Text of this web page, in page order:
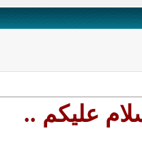
عليكم ..